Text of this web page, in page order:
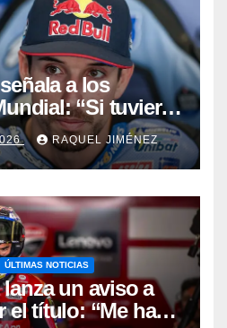
a los
“Si tuviera
dinero, ya sabéis
RAQUEL JIMÉNEZ
ÚLTIMAS NOTICIAS
un aviso a
el título: “Me han